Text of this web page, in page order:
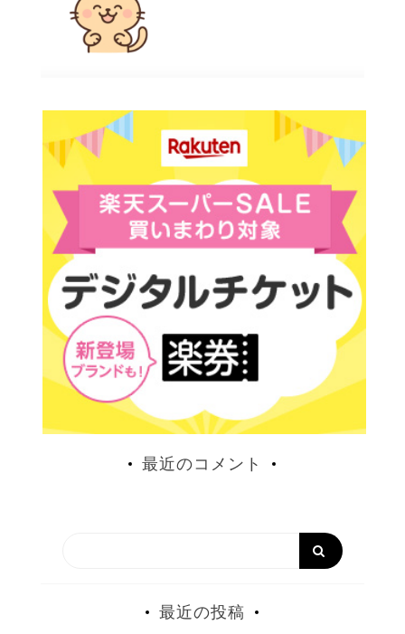
最近のコメント
最近の投稿